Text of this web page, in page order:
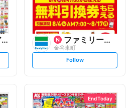
ドラッグストアコスモス ファミリーマート
金谷東町
s
t
l
o
w
Follow
End Today